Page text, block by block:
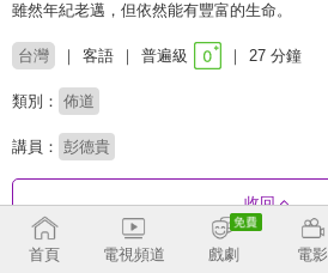
雖然年紀老邁，但依然能有豐富的生命。
台灣 客語 普遍級 27 分鐘
類別： 佈道
講員： 彭德貴
收回
首頁 電視頻道 戲劇 電影